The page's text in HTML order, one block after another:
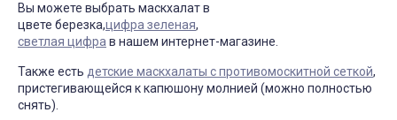
Вы можете выбрать маскхалат в
цвете березка,цифра зеленая,
светлая цифра в нашем интернет-магазине.
Также есть детские маскхалаты с противомоскитной сеткой,
пристегивающейся к капюшону молнией (можно полностью
снять).